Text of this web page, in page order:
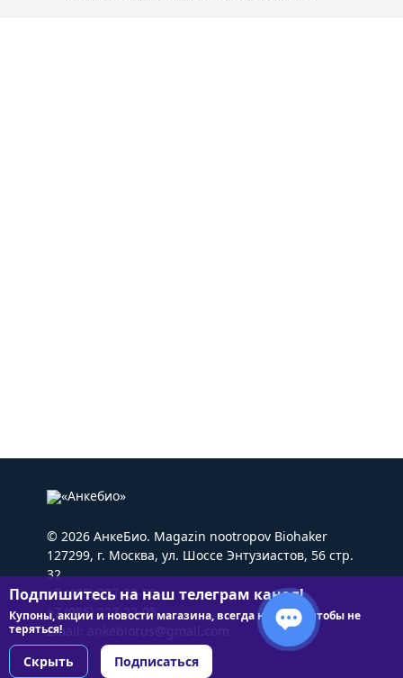
© 2026 АнкеБио. Magazin nootropov Biohaker
127299, г. Москва, ул. Шоссе Энтузиастов, 56 стр.
32
+7 (495) 227-22-05
+7 (985) 227-22-05
Email: ankebiorus@gmail.com
Подпишитесь на наш телеграм канал!
Купоны, акции и новости магазина, всегда на связи чтобы не
теряться!
Скрыть Подписаться